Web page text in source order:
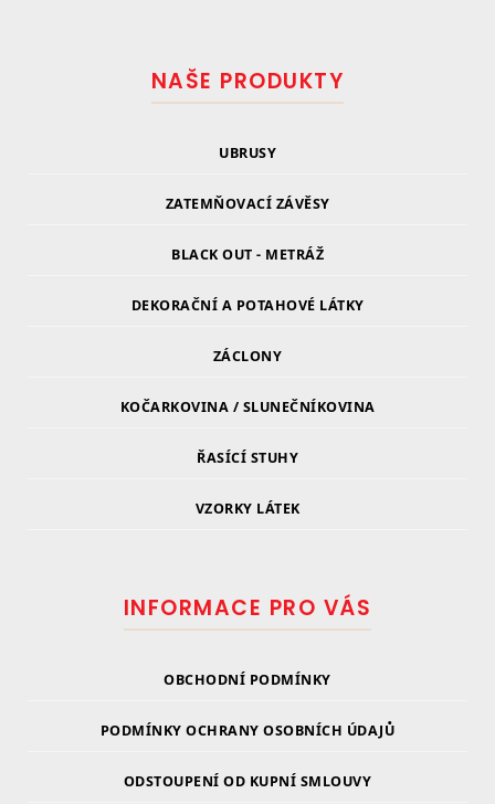
NAŠE PRODUKTY
UBRUSY
ZATEMŇOVACÍ ZÁVĚSY
BLACK OUT - METRÁŽ
DEKORAČNÍ A POTAHOVÉ LÁTKY
ZÁCLONY
KOČARKOVINA / SLUNEČNÍKOVINA
ŘASÍCÍ STUHY
VZORKY LÁTEK
INFORMACE PRO VÁS
OBCHODNÍ PODMÍNKY
PODMÍNKY OCHRANY OSOBNÍCH ÚDAJŮ
ODSTOUPENÍ OD KUPNÍ SMLOUVY